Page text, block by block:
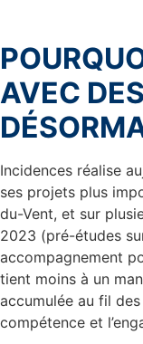
AVEC
Incidences réalise
ses projets plus
du-Vent, et sur
2023 (pré-études
accompagnement
tient moins à un
accumulée au fil
compétence et